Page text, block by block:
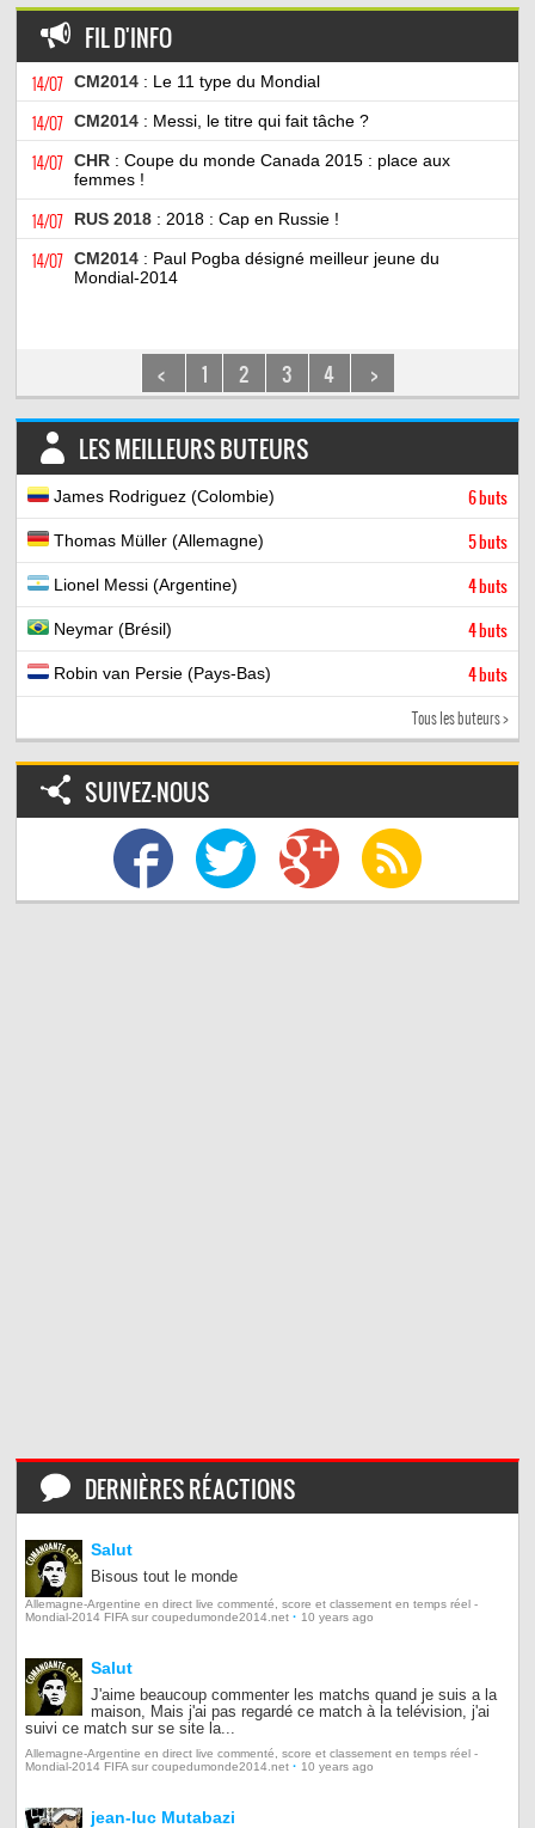
FIL D'INFO
14/07 CM2014 : Le 11 type du Mondial
14/07 CM2014 : Messi, le titre qui fait tâche ?
14/07 CHR : Coupe du monde Canada 2015 : place aux
femmes !
14/07 RUS 2018 : 2018 : Cap en Russie !
14/07 CM2014 : Paul Pogba désigné meilleur jeune du
Mondial-2014
< 1 2 3 4 >
LES MEILLEURS BUTEURS
James Rodriguez (Colombie) 6 buts
Thomas Müller (Allemagne) 5 buts
Lionel Messi (Argentine) 4 buts
Neymar (Brésil) 4 buts
Robin van Persie (Pays-Bas) 4 buts
Tous les buteurs >
SUIVEZ-NOUS
DERNIÈRES RÉACTIONS
Salut
Bisous tout le monde
Allemagne-Argentine en direct live commenté, score et classement en temps réel -
Mondial-2014 FIFA sur coupedumonde2014.net · 10 years ago
Salut
J'aime beaucoup commenter les matchs quand je suis a la
maison, Mais j'ai pas regardé ce match à la telévision, j'ai
suivi ce match sur se site la...
Allemagne-Argentine en direct live commenté, score et classement en temps réel -
Mondial-2014 FIFA sur coupedumonde2014.net · 10 years ago
jean-luc Mutabazi